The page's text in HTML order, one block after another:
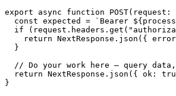
export async function POST(request:
const expected = `Bearer
if
return NextResponse.json({
  }
// Do your work here — query
return NextResponse.json({ ok:
}